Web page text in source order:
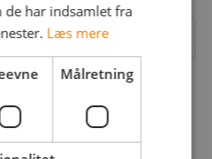
betingelser
de har indsamlet fra
Læs mere
Målretning